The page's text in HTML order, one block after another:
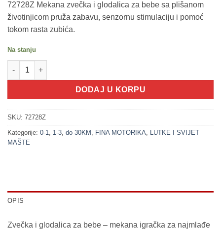
72728Z Mekana zvečka i glodalica za bebe sa plišanom
životinjicom pruža zabavu, senzornu stimulaciju i pomoć
tokom rasta zubića.
Na stanju
200401-1 PLIŠANI ZEKO - Zvečka + glodalica (LITTLE STARS)
DODAJ U KORPU
SKU: 72728Z
Kategorije: 0-1 1-3 do 30KM FINA MOTORIKA
LUTKE I SVIJET
MAŠTE
OPIS
Zvečka i glodalica za bebe – mekana igračka za najmlađe